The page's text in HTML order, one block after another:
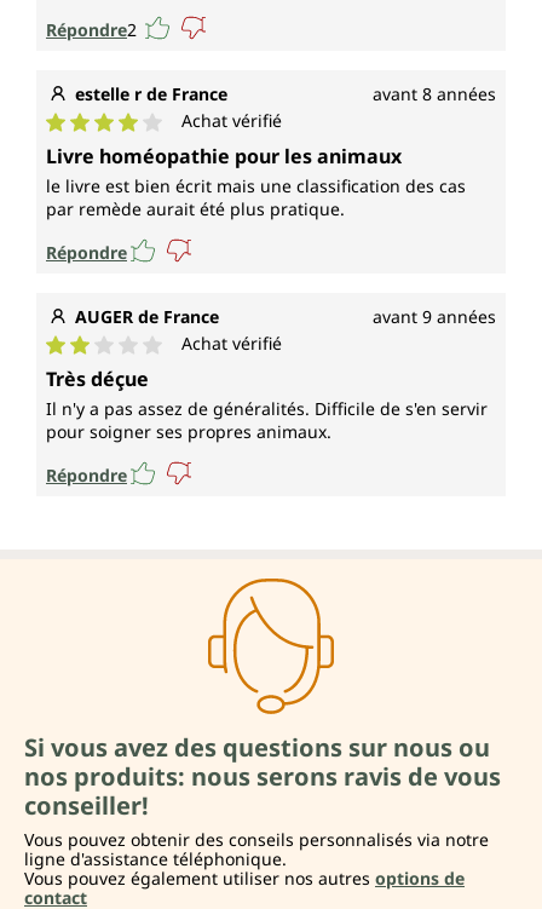
Répondre2
estelle r de France avant 8 années
Note moyenne de 4 sur 5 étoiles
Achat vérifié
Livre homéopathie pour les animaux
le livre est bien écrit mais une classification des cas
par remède aurait été plus pratique.
Répondre
AUGER de France avant 9 années
Note moyenne de 2 sur 5 étoiles
Achat vérifié
Très déçue
Il n'y a pas assez de généralités. Difficile de s'en servir
pour soigner ses propres animaux.
Répondre
Si vous avez des questions sur nous ou
nos produits: nous serons ravis de vous
conseiller!
Vous pouvez obtenir des conseils personnalisés via notre
ligne d'assistance téléphonique.
Vous pouvez également utiliser nos autres options de
contact